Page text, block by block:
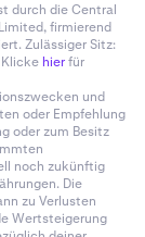
durch die Central
firmierend
Zulässiger Sitz:
Klicke hierfür
und
oder Empfehlung
oder zum Besitz
noch zukünftig
Die
zu Verlusten
Wertsteigerung